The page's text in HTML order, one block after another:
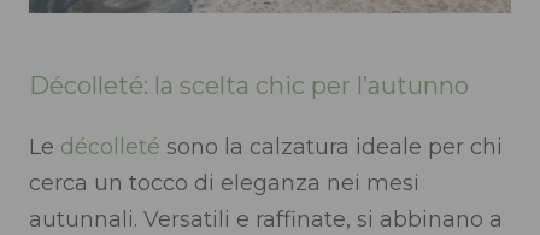
Décolleté: la scelta chic per l’autunno
Le décolleté sono la calzatura ideale per chi
cerca un tocco di eleganza nei mesi
autunnali. Versatili e raffinate, si abbinano a